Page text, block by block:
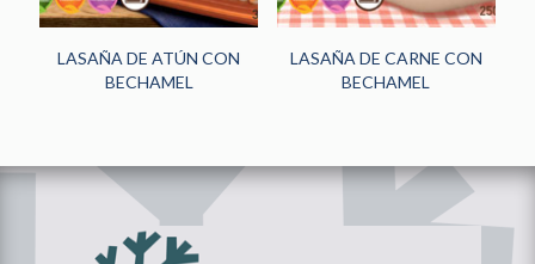
LASAÑA DE ATÚN CON
BECHAMEL
LASAÑA DE CARNE CON
BECHAMEL